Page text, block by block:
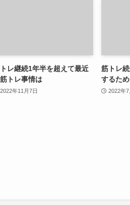
レ継続1年半を超えて最近
トレ事情は
2022年11月7日
筋トレ
するた
2022年7